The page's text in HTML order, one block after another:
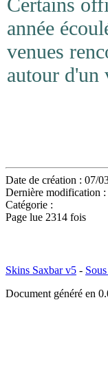
Certains
année
venues
autour d'un
Date de création : 07/
Dernière modification
Catégorie :
Page lue 2314 fois
Skins Saxbar v5 -
Document généré en